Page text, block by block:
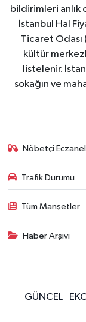
bildirimleri anlık
İstanbul Hal
Ticaret Odası
kültür
listelenir.
sokağın ve
Nöbetçi
Trafik Durumu
Tüm Manşetler
Haber Arşivi
GÜNCEL